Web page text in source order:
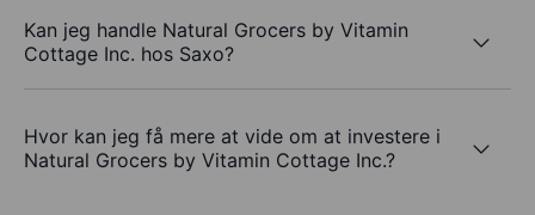
Kan jeg handle Natural Grocers by Vitamin
Cottage Inc. hos Saxo?
Hvor kan jeg få mere at vide om at investere i
Natural Grocers by Vitamin Cottage Inc.?